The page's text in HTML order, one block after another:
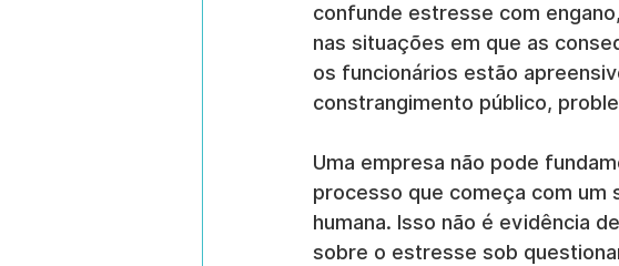
confunde estresse com
nas situações em que as
os funcionários estão
constrangimento público,
Uma empresa não pode
processo que começa com um
humana. Isso não é evidência
sobre o estresse sob